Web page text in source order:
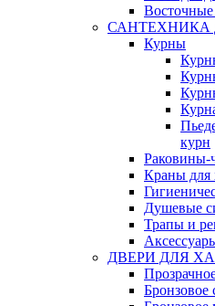
Восточные
Курны
курн
Раковины-
Краны для
Душевые
Трапы и
ДВЕРИ ДЛЯ
Бронзовое